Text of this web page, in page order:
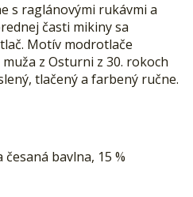
s raglánovými rukávmi a
časti mikiny sa
Motív modrotlače
z Osturni z 30. rokoch
tlačený a farbený ručne.
bavlna, 15 %